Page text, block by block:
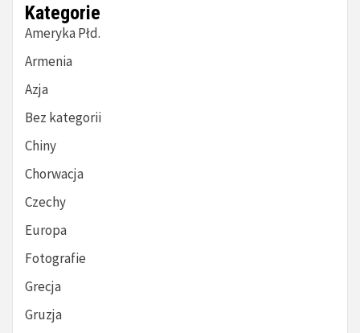
Kategorie
Ameryka Płd.
Armenia
Azja
Bez kategorii
Chiny
Chorwacja
Czechy
Europa
Fotografie
Grecja
Gruzja